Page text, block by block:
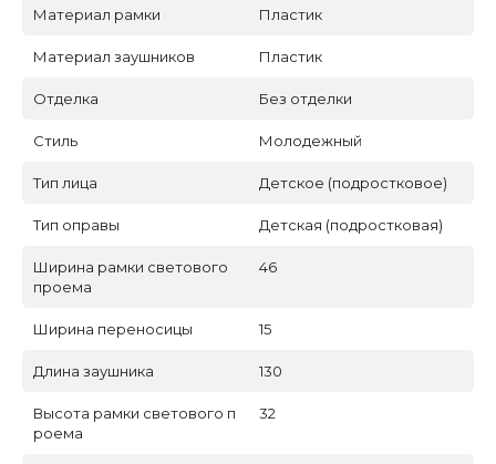
Материал рамки Пластик
Материал заушников Пластик
Отделка Без отделки
Стиль Молодежный
Тип лица Детское (подростковое)
Тип оправы Детская (подростковая)
Ширина рамки светового
проема
46
Ширина переносицы 15
Длина заушника 130
Высота рамки светового п
роема
32